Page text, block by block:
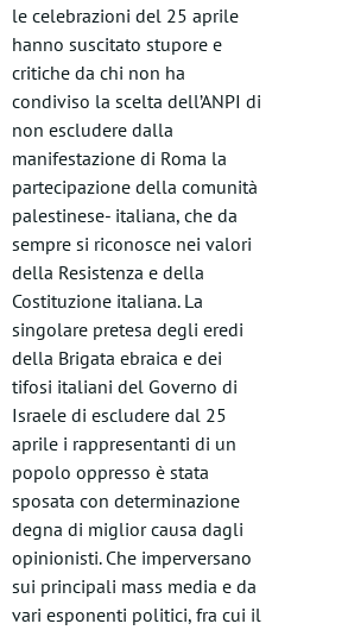
le celebrazioni del 25 aprile
hanno suscitato stupore e
critiche da chi non ha
condiviso la scelta dell’ANPI di
non escludere dalla
manifestazione di Roma la
partecipazione della comunità
palestinese- italiana, che da
sempre si riconosce nei valori
della Resistenza e della
Costituzione italiana. La
singolare pretesa degli eredi
della Brigata ebraica e dei
tifosi italiani del Governo di
Israele di escludere dal 25
aprile i rappresentanti di un
popolo oppresso è stata
sposata con determinazione
degna di miglior causa dagli
opinionisti. Che imperversano
sui principali mass media e da
vari esponenti politici, fra cui il